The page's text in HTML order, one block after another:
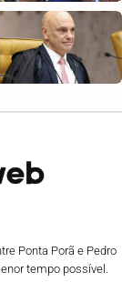
Ponta Porã e Pedro
tempo possível.